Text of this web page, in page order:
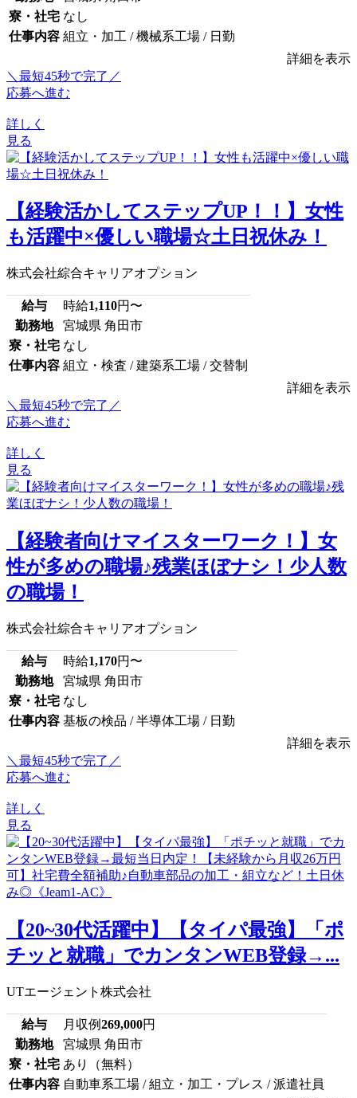
寮・社宅 なし
仕事内容 組立・加工 / 機械系工場 / 日勤
詳細を表示
＼最短45秒で完了／
応募へ進む
詳しく
見る
【経験活かしてステップUP！！】女性
も活躍中×優しい職場☆土日祝休み！
株式会社綜合キャリアオプション
給与 時給1,110円〜
勤務地
宮城県 角田市
寮・社宅 なし
仕事内容 組立・検査 / 建築系工場 / 交替制
詳細を表示
＼最短45秒で完了／
応募へ進む
詳しく
見る
【経験者向けマイスターワーク！】女
性が多めの職場♪残業ほぼナシ！少人数
の職場！
株式会社綜合キャリアオプション
給与 時給1,170円〜
勤務地
宮城県 角田市
寮・社宅 なし
仕事内容 基板の検品 / 半導体工場 / 日勤
詳細を表示
＼最短45秒で完了／
応募へ進む
詳しく
見る
【20~30代活躍中】【タイパ最強】「ポ
チッと就職」でカンタンWEB登録→...
UTエージェント株式会社
給与 月収例269,000円
勤務地
宮城県 角田市
寮・社宅 あり（無料）
仕事内容 自動車系工場 / 組立・加工・プレス / 派遣社員